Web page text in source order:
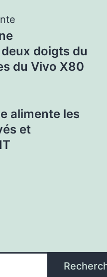
doigts du
du Vivo X80
alimente les
et